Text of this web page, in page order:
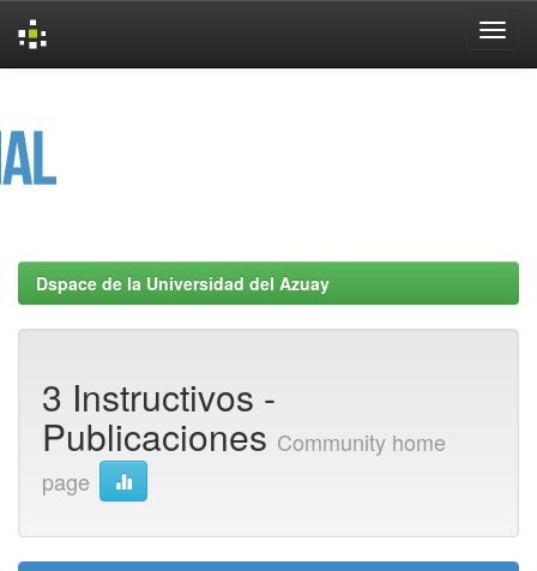
Dspace de la Universidad del Azuay
3 Instructivos -
Publicaciones Community home
page